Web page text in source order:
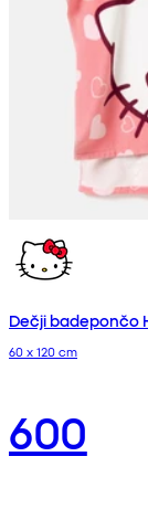
Dečji badepončo
60 x 120 cm
600